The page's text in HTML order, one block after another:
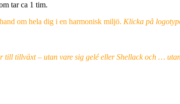
tar ca 1 tim.
om hela dig i en harmonisk miljö. Klicka på
tillväxt – utan vare sig gelé eller Shellack och …